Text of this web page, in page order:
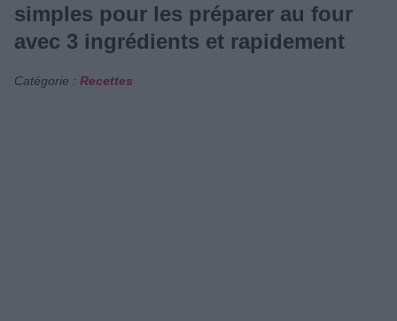
simples pour les préparer au four
avec 3 ingrédients et rapidement
Catégorie : Recettes